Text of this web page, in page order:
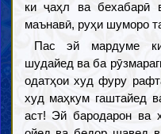
ки ҷаҳл ва бехабарӣ
маънавӣ, руҳи шуморо
Пас эй мардуме ки
шудайед ва ба
одатҳои худ фуру
худ маҳкум гаштайед
аст! Эй бародарон ва